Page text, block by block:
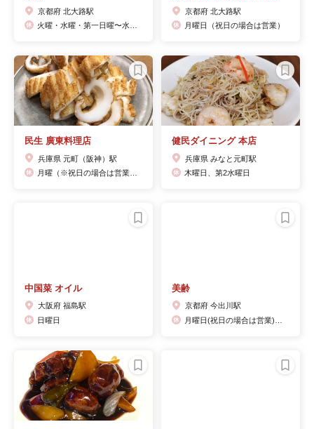
京都府 北大路駅
京都府 北大路駅
月曜日（祝日の場合は営業）
民生 廣東料理店
兵庫県 元町（阪神）駅
健民ダイニング 本店
兵庫県 みなと元町駅
木曜日、第2水曜日
中国菜 オイル
大阪府 福島駅
日曜日
美齢
京都府 今出川駅